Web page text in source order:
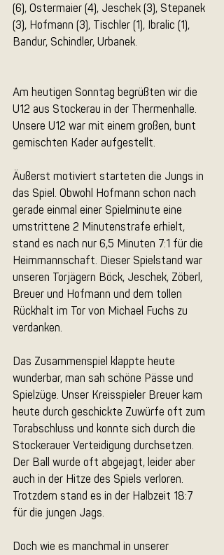
(6), Ostermaier (4), Jeschek (3), Stepanek
(3), Hofmann (3), Tischler (1), Ibralic (1),
Bandur, Schindler, Urbanek.
Am heutigen Sonntag begrüßten wir die
U12 aus Stockerau in der Thermenhalle.
Unsere U12 war mit einem großen, bunt
gemischten Kader aufgestellt.
Äußerst motiviert starteten die Jungs in
das Spiel. Obwohl Hofmann schon nach
gerade einmal einer Spielminute eine
umstrittene 2 Minutenstrafe erhielt,
stand es nach nur 6,5 Minuten 7:1 für die
Heimmannschaft. Dieser Spielstand war
unseren Torjägern Böck, Jeschek, Zöberl,
Breuer und Hofmann und dem tollen
Rückhalt im Tor von Michael Fuchs zu
verdanken.
Das Zusammenspiel klappte heute
wunderbar, man sah schöne Pässe und
Spielzüge. Unser Kreisspieler Breuer kam
heute durch geschickte Zuwürfe oft zum
Torabschluss und konnte sich durch die
Stockerauer Verteidigung durchsetzen.
Der Ball wurde oft abgejagt, leider aber
auch in der Hitze des Spiels verloren.
Trotzdem stand es in der Halbzeit 18:7
für die jungen Jags.
Doch wie es manchmal in unserer